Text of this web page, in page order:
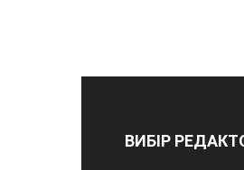
ВИБІР